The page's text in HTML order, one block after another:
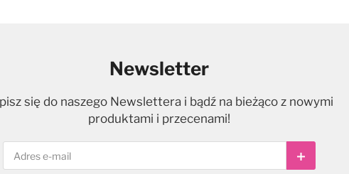
Newsletter
się do naszego Newslettera i bądź na bieżąco z nowymi
produktami i przecenami!
Subskrybuj